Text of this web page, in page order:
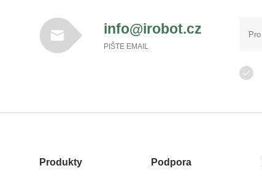
info@irobot.cz
PIŠTE EMAIL
Produkty Podpora